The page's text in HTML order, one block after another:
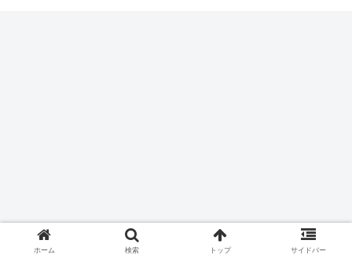
ホーム 検索 トップ サイドバー